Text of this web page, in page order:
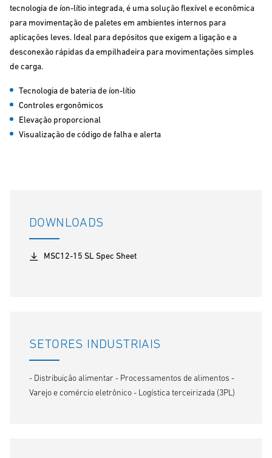
tecnologia de íon-lítio integrada, é uma solução flexível e econômica
para movimentação de paletes em ambientes internos para
aplicações leves. Ideal para depósitos que exigem a ligação e a
desconexão rápidas da empilhadeira para movimentações simples
de carga.
Tecnologia de bateria de íon-lítio
Controles ergonômicos
Elevação proporcional
Visualização de código de falha e alerta
DOWNLOADS
MSC12-15 SL Spec Sheet
SETORES INDUSTRIAIS
- Distribuição alimentar - Processamentos de alimentos -
Varejo e comércio eletrônico - Logística terceirizada (3PL)